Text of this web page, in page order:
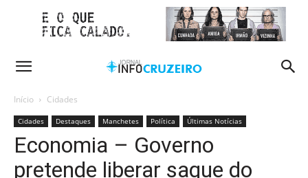
Início Cidades
Cidades Destaques Manchetes Política Últimas Notícias
Economia – Governo
pretende liberar saque do